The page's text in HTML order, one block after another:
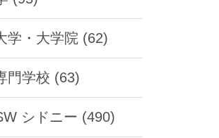
学・大学院 (62)
門学校 (63)
シドニー (490)